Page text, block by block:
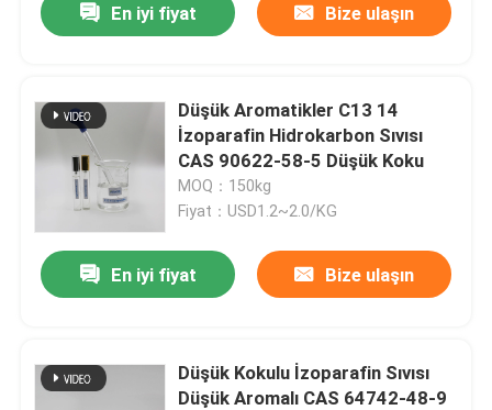
En iyi fiyat Bize ulaşın
Düşük Aromatikler C13 14
İzoparafin Hidrokarbon Sıvısı
CAS 90622-58-5 Düşük Koku
MOQ：150kg
Fiyat：USD1.2~2.0/KG
En iyi fiyat Bize ulaşın
Düşük Kokulu İzoparafin Sıvısı
Düşük Aromalı CAS 64742-48-9